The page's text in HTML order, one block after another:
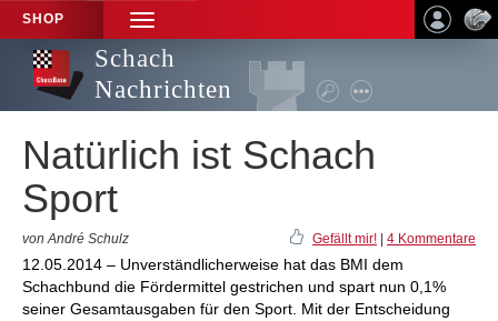
SHOP
TOGGLE
NAVIGATION
Schach
Nachrichten
Natürlich ist Schach
Sport
von André Schulz Gefällt mir! 4 Kommentare
12.05.2014 – Unverständlicherweise hat das BMI dem
Schachbund die Fördermittel gestrichen und spart nun 0,1%
seiner Gesamtausgaben für den Sport. Mit der Entscheidung